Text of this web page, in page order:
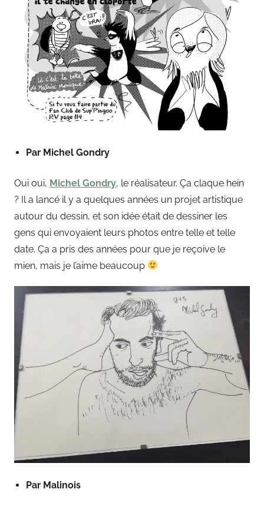
Par Michel Gondry
Oui oui, Michel Gondry, le réalisateur. Ça claque hein
? Il a lancé il y a quelques années un projet artistique
autour du dessin, et son idée était de dessiner les
gens qui envoyaient leurs photos entre telle et telle
date. Ça a pris des années pour que je reçoive le
mien, mais je l’aime beaucoup
Par Malinois